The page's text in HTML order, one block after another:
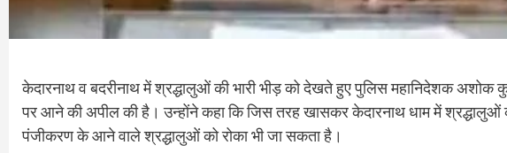
केदारनाथ व बदरीनाथ में श्रद्धालुओं की भारी भीड़ को देखते हुए पुलिस महानिदेशक अशोक
पर आने की अपील की है। उन्होंने कहा कि जिस तरह खासकर केदारनाथ धाम में श्रद्धालुओं
पंजीकरण के आने वाले श्रद्धालुओं को रोका भी जा सकता है।